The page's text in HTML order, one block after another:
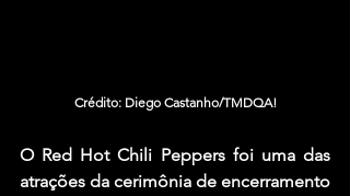
Crédito: Diego Castanho/TMDQA!
O Red Hot Chili Peppers foi uma das
atrações da cerimônia de encerramento